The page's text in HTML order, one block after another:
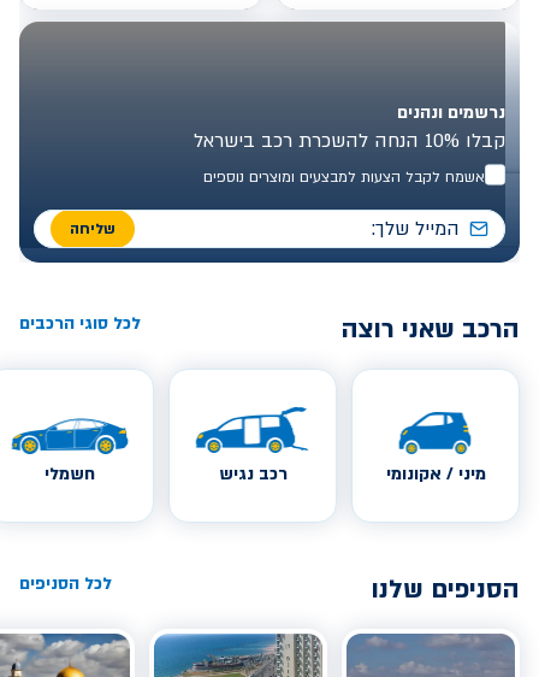
נרשמים ונהנים
קבלו 10% הנחה להשכרת רכב בישראל
אשמח לקבל הצעות למבצעים ומוצרים נוספים
שליחה
הרכב שאני רוצה לכל סוגי הרכבים
מיני / אקונומי רכב נגיש חשמלי
הסניפים שלנו לכל הסניפים